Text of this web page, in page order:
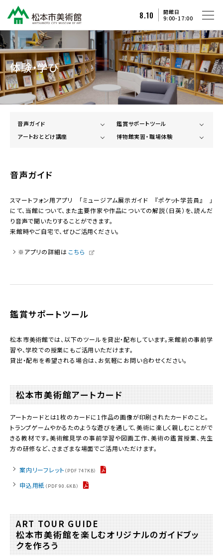
8.10
開館日
9:00-17:00
体験・学び
音声ガイド
鑑賞サポートツール
アートおとどけ講座
博物館実習・職場体験
音声ガイド
スマートフォン用アプリ 「ミュージアム展示ガイド 『ポケット学芸員』 」
にて、当館について、また主要作家や作品についての解説（日英）を、読んだ
り音声で聞いたりすることができます。
来館時やご自宅で、ぜひご活用ください。
※アプリの詳細は こちら
鑑賞サポートツール
松本市美術館では、以下のツールを貸出・配布しています。来館前の事前学
習や、学校での授業にもご活用いただけます。
貸出・配布を希望される場合は、お気軽にお問い合わせください。
松本市美術館アートカード
アートカードとは1枚のカードに1作品の画像が印刷されたカードのこと。
トランプゲームやかるたのような遊びを通して、美術に楽しく親しむことがで
きる教材です。美術館見学の事前学習や図画工作、美術の鑑賞授業、先生
方の研修など、さまざまな場面でご活用いただけます。
案内リーフレット （PDF 747KB）
申込用紙 （PDF 90.6KB）
ART TOUR GUIDE
松本市美術館を楽しむオリジナルのガイドブッ
クを作ろう